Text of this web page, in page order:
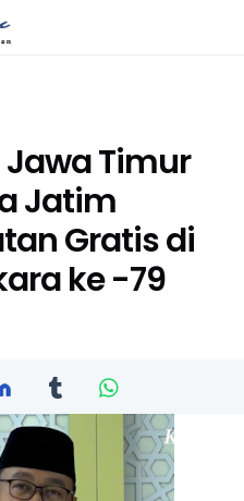
Jawa Timur
Jatim
Gratis di
ke -79